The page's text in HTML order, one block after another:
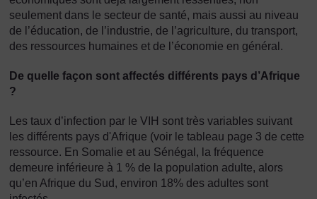
seulement dans le secteur de santé, mais aussi au niveau
de l’éducation, de l’industrie, de l’agriculture, du transport,
des ressources humaines et de l’économie en général.
De quelle façon sont affectés différents pays d’Afrique
?
Les taux d’infection par le VIH sont très variables suivant
les différents pays d'Afrique (voir le tableau page 3 de cette
ressource. En Somalie et au Sénégal, la fréquence
demeure inférieure à 1 % de la population adulte, alors
qu’en Afrique du Sud, environ 18% des adultes sont